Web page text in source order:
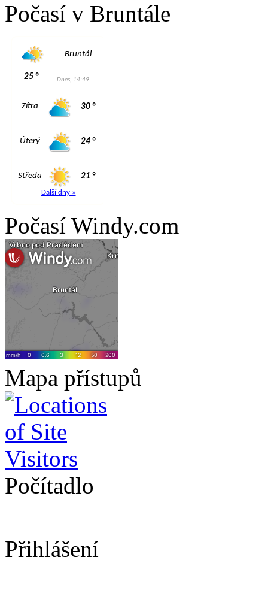
Počasí v Bruntále
Počasí Windy.com
Mapa přístupů
Počítadlo
Přihlášení